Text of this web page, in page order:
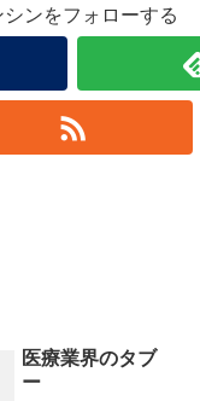
シンをフォローする
医療業界のタブ